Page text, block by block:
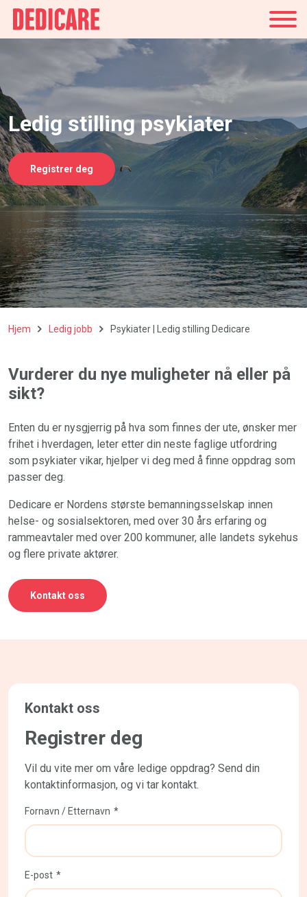
Ledig stilling psykiater
Registrer deg
Hjem Ledig jobb Psykiater | Ledig stilling Dedicare
Vurderer du nye muligheter nå eller på
sikt?
Enten du er nysgjerrig på hva som finnes der ute, ønsker mer
frihet i hverdagen, leter etter din neste faglige utfordring
som psykiater vikar, hjelper vi deg med å finne oppdrag som
passer deg.
Dedicare er Nordens største bemanningsselskap innen
helse- og sosialsektoren, med over 30 års erfaring og
rammeavtaler med over 200 kommuner, alle landets sykehus
og flere private aktører.
Kontakt oss
Kontakt oss
Registrer deg
Vil du vite mer om våre ledige oppdrag? Send din
kontaktinformasjon, og vi tar kontakt.
Fornavn / Etternavn
E-post